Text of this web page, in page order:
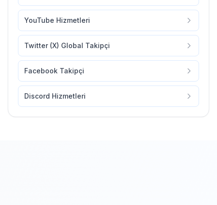
YouTube Hizmetleri
Twitter (X) Global Takipçi
Facebook Takipçi
Discord Hizmetleri